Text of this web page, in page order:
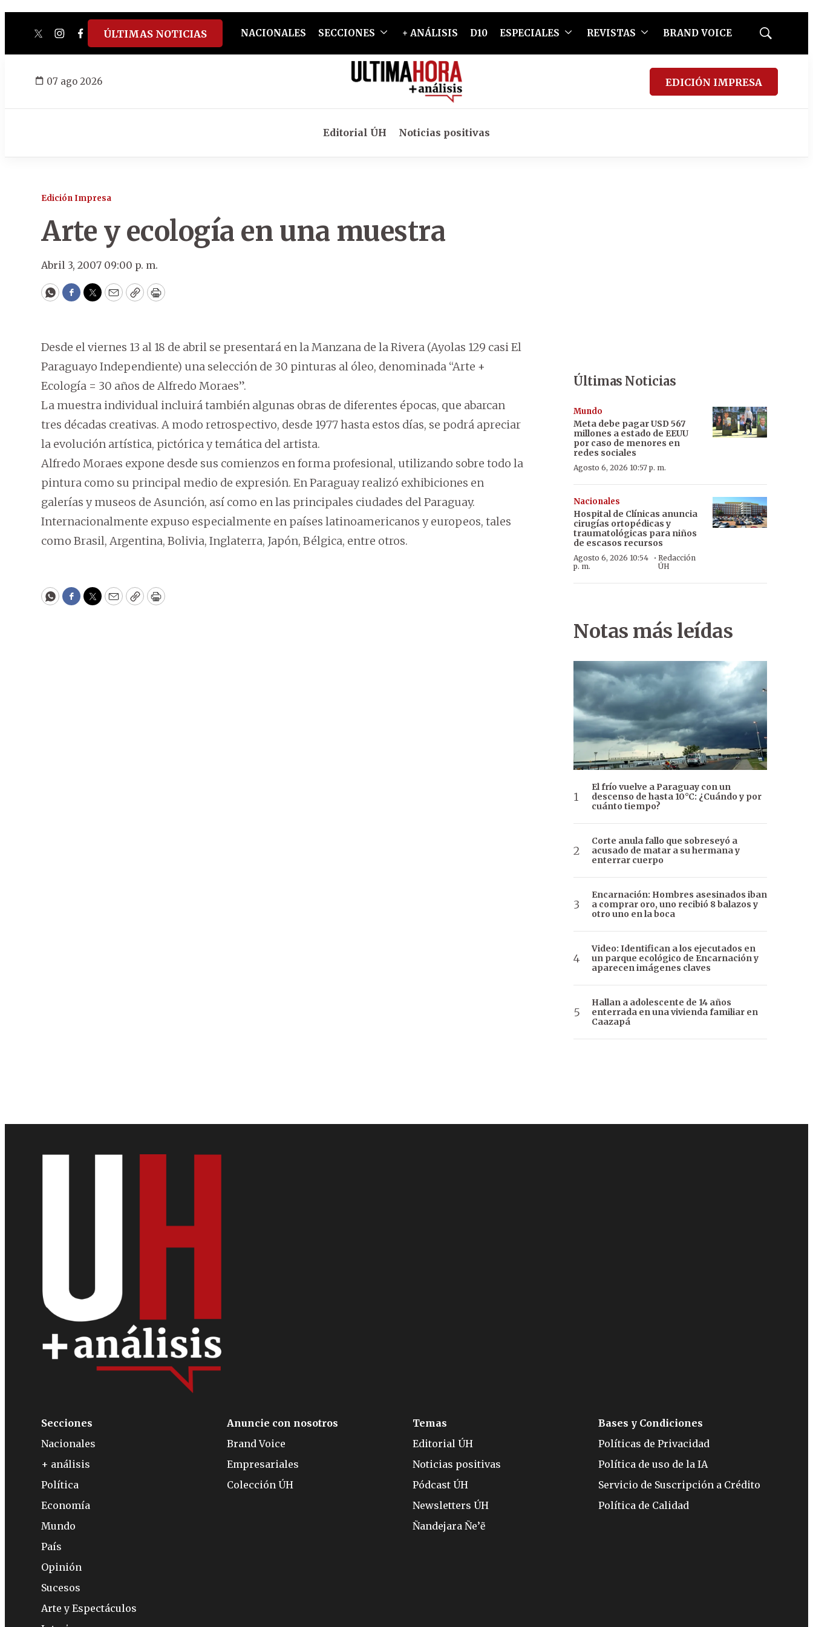
twitterinstagram
facebook
tiktokyoutube
spotify
ÚLTIMAS NOTICIAS NACIONALES SECCIONES + ANÁLISIS D10 ESPECIALES REVISTAS BRAND VOICE
Mostrar
07 ago 2026 EDICIÓN IMPRESA
Editorial ÚH Noticias positivas
Edición Impresa
Arte y ecología en una muestra
Abril 3, 2007 09:00 p. m.
WhatsApp
Facebook
Twitter
EmailCopyPrint
Desde el viernes 13 al 18 de abril se presentará en la Manzana de la Rivera (Ayolas 129 casi El
Paraguayo Independiente) una selección de 30 pinturas al óleo, denominada “Arte +
Ecología = 30 años de Alfredo Moraes”.
La muestra individual incluirá también algunas obras de diferentes épocas, que abarcan
tres décadas creativas. A modo retrospectivo, desde 1977 hasta estos días, se podrá apreciar
la evolución artística, pictórica y temática del artista.
Alfredo Moraes expone desde sus comienzos en forma profesional, utilizando sobre todo la
pintura como su principal medio de expresión. En Paraguay realizó exhibiciones en
galerías y museos de Asunción, así como en las principales ciudades del Paraguay.
Internacionalmente expuso especialmente en países latinoamericanos y europeos, tales
como Brasil, Argentina, Bolivia, Inglaterra, Japón, Bélgica, entre otros.
WhatsApp
Facebook
Twitter
EmailCopyPrint
Últimas Noticias
Mundo
Meta debe pagar USD 567
millones a estado de EEUU
por caso de menores en
redes sociales
Agosto 6, 2026 10:57 p. m.
Nacionales
Hospital de Clínicas anuncia
cirugías ortopédicas y
traumatológicas para niños
de escasos recursos
Agosto 6, 2026 10:54
p. m.
· Redacción
ÚH
Notas más leídas
El frío vuelve a Paraguay con un
descenso de hasta 10°C: ¿Cuándo y por
cuánto tiempo?
Corte anula fallo que sobreseyó a
acusado de matar a su hermana y
enterrar cuerpo
Encarnación: Hombres asesinados iban
a comprar oro, uno recibió 8 balazos y
otro uno en la boca
Video: Identifican a los ejecutados en
un parque ecológico de Encarnación y
aparecen imágenes claves
Hallan a adolescente de 14 años
enterrada en una vivienda familiar en
Caazapá
Secciones
Nacionales
+ análisis
Política
Economía
Mundo
País
Opinión
Sucesos
Arte y Espectáculos
Anuncie con nosotros
Brand Voice
Empresariales
Colección ÚH
Temas
Editorial ÚH
Noticias positivas
Pódcast ÚH
Newsletters ÚH
Ñandejara Ñe’ẽ
Bases y Condiciones
Políticas de Privacidad
Política de uso de la IA
Servicio de Suscripción a Crédito
Política de Calidad